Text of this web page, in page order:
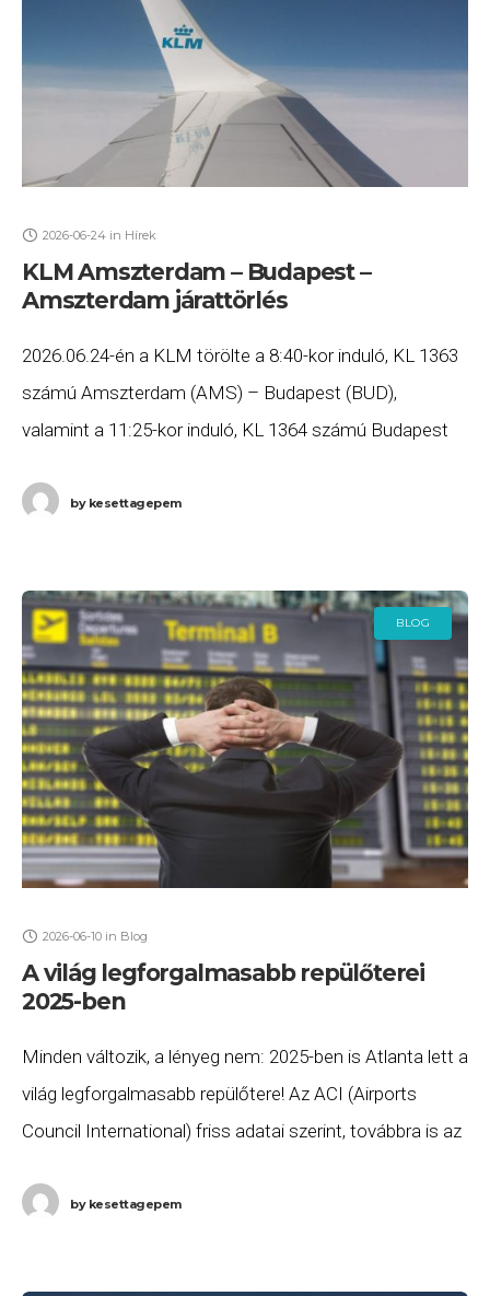
2026-06-24 in Hírek
KLM Amszterdam – Budapest –
Amszterdam járattörlés
2026.06.24-én a KLM törölte a 8:40-kor induló, KL 1363
számú Amszterdam (AMS) – Budapest (BUD),
valamint a 11:25-kor induló, KL 1364 számú Budapest
bykesettagepem
BLOG
2026-06-10 in Blog
A világ legforgalmasabb repülőterei
2025-ben
Minden változik, a lényeg nem: 2025-ben is Atlanta lett a
világ legforgalmasabb repülőtere! Az ACI (Airports
Council International) friss adatai szerint, továbbra is az
bykesettagepem